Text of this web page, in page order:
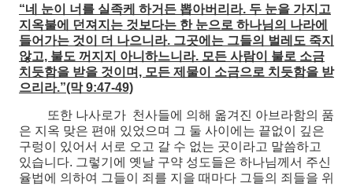
“네 눈이 너를 실족케 하거든 뽑아버리라. 두 눈을 가지고
지옥불에 던져지는 것보다는 한 눈으로 하나님의 나라에
들어가는 것이 더 나으니라. 그곳에는 그들의 벌레도 죽지
않고, 불도 꺼지지 아니하느니라. 모든 사람이 불로 소금
치듯함을 받을 것이며, 모든 제물이 소금으로 치듯함을 받
으리라.”(막 9:47-49)
또한 나사로가 천사들에 의해 옮겨진 아브라함의 품
은 지옥 맞은 편애 있었으며 그 둘 사이에는 끝없이 깊은
구렁이 있어서 서로 오고 갈 수 없는 곳이라고 말씀하고
있습니다. 그렇기에 옛날 구약 성도들은 하나님께서 주신
율법에 의하여 그들이 죄를 지을 때마다 그들의 죄들을 위